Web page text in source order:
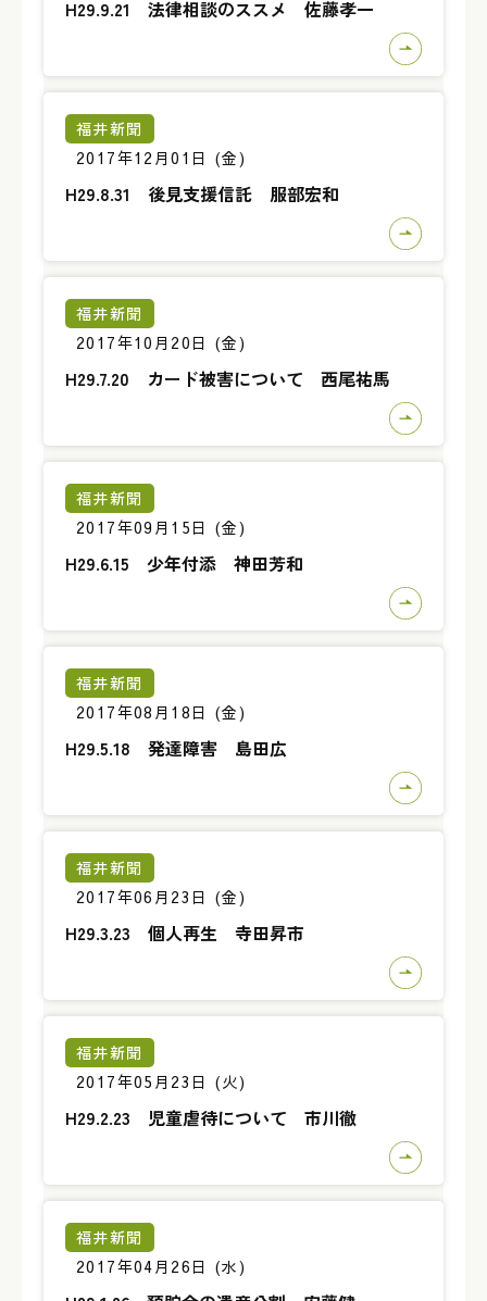
H29.9.21 法律相談のススメ 佐藤孝一
福井新聞
2017年12月01日 (金)
H29.8.31 後見支援信託 服部宏和
福井新聞
2017年10月20日 (金)
H29.7.20 カード被害について 西尾祐馬
福井新聞
2017年09月15日 (金)
H29.6.15 少年付添 神田芳和
福井新聞
2017年08月18日 (金)
H29.5.18 発達障害 島田広
福井新聞
2017年06月23日 (金)
H29.3.23 個人再生 寺田昇市
福井新聞
2017年05月23日 (火)
H29.2.23 児童虐待について 市川徹
福井新聞
2017年04月26日 (水)